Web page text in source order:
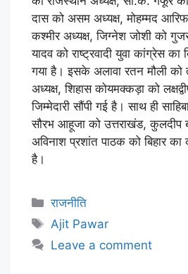
दास को असम अध्यक्ष, मोहम्मद
कश्मीर अध्यक्ष, जिग्नेश जोशी को
यादव को राष्ट्रवादी युवा कांग्रेस का
गया है। इसके अलावा रतन मौली को
अध्यक्ष, शिहास कोयमक्कड़ा को
जिम्मेदारी सौंपी गई है। साथ ही
सौरभ आहूजा को उत्तराखंड, कुलदीप
अविनाश प्रशांत पाठक को बिहार का
है।
राजनीति
Ajit Pawar
Leave a comment